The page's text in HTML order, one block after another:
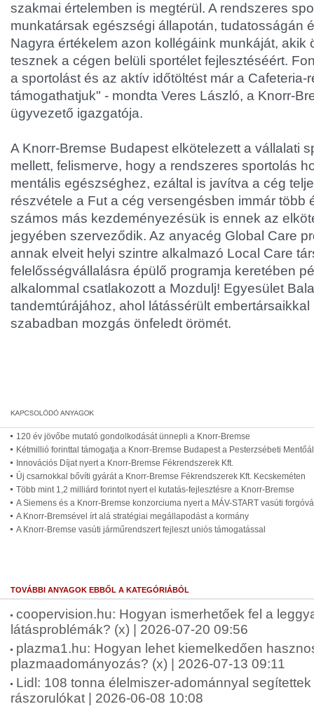
szakmai értelemben is megtérül. A rendszeres
munkatársak egészségi állapotán, tudatosságán
Nagyra értékelem azon kollégáink munkáját, akik
tesznek a cégen belüli sportélet fejlesztéséért.
a sportolást és az aktív időtöltést már a Cafeteria-
támogathatjuk" - mondta Veres László, a Knorr-
ügyvezető igazgatója.
A Knorr-Bremse Budapest elkötelezett a vállalati
mellett, felismerve, hogy a rendszeres sportolás
mentális egészséghez, ezáltal is javítva a cég
részvétele a Fut a cég versengésben immár több
számos más kezdeményezésük is ennek az
jegyében szerveződik. Az anyacég Global Care
annak elveit helyi szintre alkalmazó Local Care
felelősségvállalásra épülő programja keretében
alkalommal csatlakozott a Mozdulj! Egyesület
tandemtúrájához, ahol látássérült
szabadban mozgás önfeledt örömét.
120 év jövőbe mutató gondolkodását ünnepli a Knorr-Bremse
Kétmillió forinttal támogatja a Knorr-Bremse Budapest a Pesterzsébeti
Innovációs Díjat nyert a Knorr-Bremse Fékrendszerek Kft.
Új csarnokkal bővíti gyárát a Knorr-Bremse Fékrendszerek Kft. Kecskeméten
Több mint 1,2 milliárd forintot nyert el kutatás-fejlesztésre a Knorr-Bremse
A Siemens és a Knorr-Bremse konzorciuma nyert a MÁV-START vasúti
A Knorr-Bremsével írt alá stratégiai megállapodást a kormány
A Knorr-Bremse vasúti járműrendszert fejleszt uniós támogatással
TOVÁBBI ANYAGOK EBBŐL A KATEGÓRIÁBÓL
coopervision.hu: Hogyan ismerhetőek fel a
látásproblémák? (x) | 2026-07-20 09:56
plazma1.hu: Hogyan lehet kiemelkedően
plazmaadományozás? (x) | 2026-07-13 09:11
Lidl: 108 tonna élelmiszer-adománnyal
rászorulókat | 2026-06-08 10:08